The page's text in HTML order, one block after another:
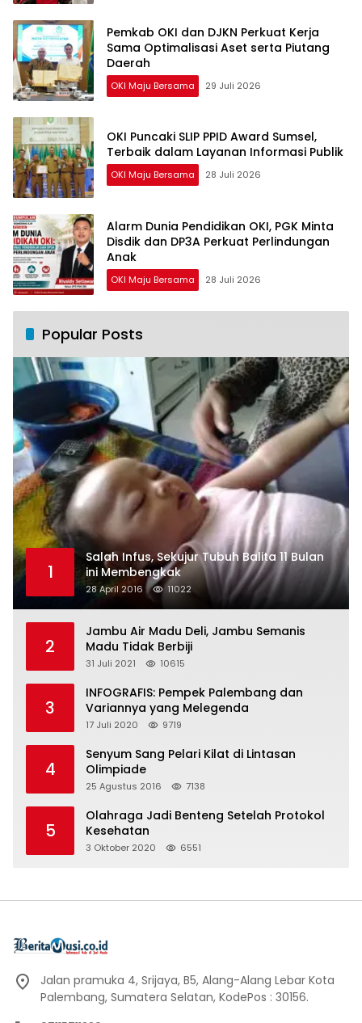
Pemkab OKI dan DJKN Perkuat Kerja
Sama Optimalisasi Aset serta Piutang
Daerah
OKI Maju Bersama 29 Juli 2026
OKI Puncaki SLIP PPID Award Sumsel,
Terbaik dalam Layanan Informasi Publik
OKI Maju Bersama 28 Juli 2026
Alarm Dunia Pendidikan OKI, PGK Minta
Disdik dan DP3A Perkuat Perlindungan
Anak
OKI Maju Bersama 28 Juli 2026
Popular Posts
1
Salah Infus, Sekujur Tubuh Balita 11 Bulan
ini Membengkak
28 April 2016 11022
2
Jambu Air Madu Deli, Jambu Semanis
Madu Tidak Berbiji
31 Juli 2021 10615
3
INFOGRAFIS: Pempek Palembang dan
Variannya yang Melegenda
17 Juli 2020 9719
4
Senyum Sang Pelari Kilat di Lintasan
Olimpiade
25 Agustus 2016 7138
5
Olahraga Jadi Benteng Setelah Protokol
Kesehatan
3 Oktober 2020 6551
Jalan pramuka 4, Srijaya, B5, Alang-Alang Lebar Kota
Palembang, Sumatera Selatan, KodePos : 30156.